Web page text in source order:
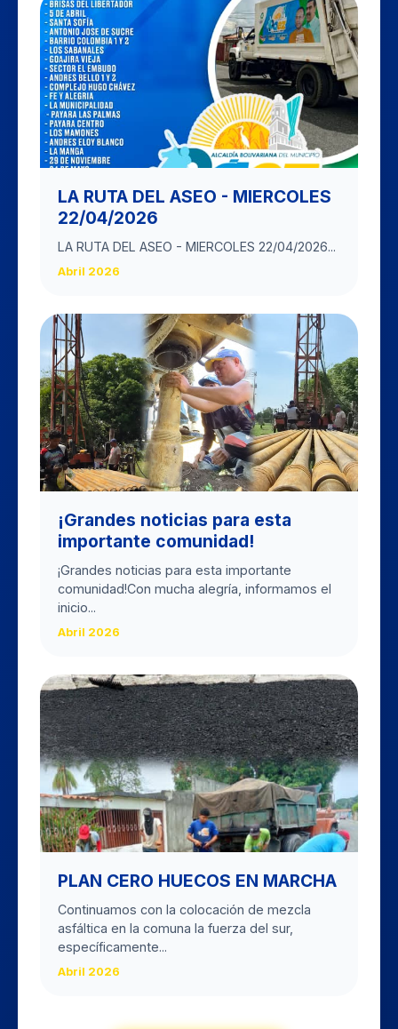
LA RUTA DEL ASEO - MIERCOLES
22/04/2026
LA RUTA DEL ASEO - MIERCOLES 22/04/2026...
Abril 2026
​¡Grandes noticias para esta
importante comunidad!
​¡Grandes noticias para esta importante
comunidad! ​Con mucha alegría, informamos el
inicio...
Abril 2026
PLAN CERO HUECOS EN MARCHA
Continuamos con la colocación de mezcla
asfáltica en la comuna la fuerza del sur,
específicamente...
Abril 2026